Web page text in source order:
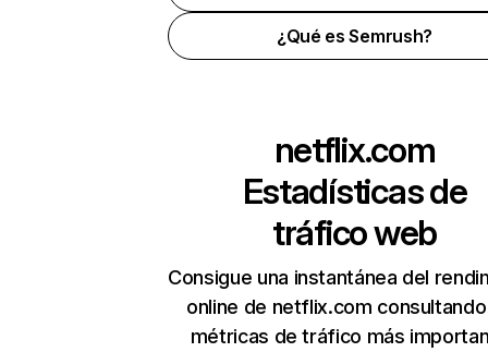
¿Qué es Semrush?
netflix.com
Estadísticas de
tráfico web
Consigue una instantánea del
online de netflix.com
métricas de tráfico más